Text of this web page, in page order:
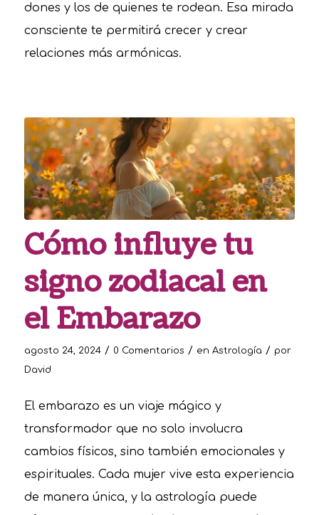
dones y los de quienes te rodean. Esa mirada
consciente te permitirá crecer y crear
relaciones más armónicas.
Cómo influye tu
signo zodiacal en
el Embarazo
agosto 24, 2024 / 0 Comentarios / en Astrología / por
David
El embarazo es un viaje mágico y
transformador que no solo involucra
cambios físicos, sino también emocionales y
espirituales. Cada mujer vive esta experiencia
de manera única, y la astrología puede